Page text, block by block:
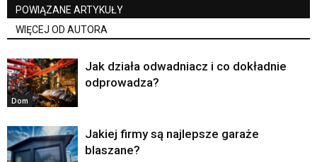
POWIĄZANE ARTYKUŁY
WIĘCEJ OD AUTORA
Dom
Jak działa odwadniacz i co dokładnie
odprowadza?
Jakiej firmy są najlepsze garaże
blaszane?